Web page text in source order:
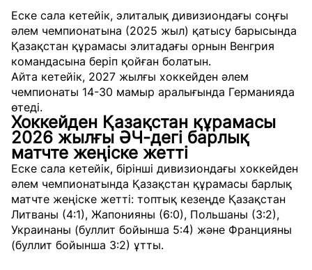
Еске сала кетейік, элиталық дивизиондағы соңғы
әлем чемпионатына (2025 жыл) қатысу барысында
Қазақстан құрамасы элитадағы орнын Венгрия
командасына беріп қойған болатын.
Айта кетейік, 2027 жылғы хоккейден әлем
чемпионаты 14-30 мамыр аралығында Германияда
өтеді.
Хоккейден Қазақстан құрамасы
2026 жылғы ӘЧ-дегі барлық
матчте жеңіске жетті
Еске сала кетейік, бірінші дивизиондағы хоккейден
әлем чемпионатында Қазақстан құрамасы барлық
матчте жеңіске жетті: топтық кезеңде Қазақстан
Литваны (4:1), Жапонияны (6:0), Польшаны (3:2),
Украинаны (буллит бойынша 5:4) және Францияны
(буллит бойынша 3:2) ұтты.